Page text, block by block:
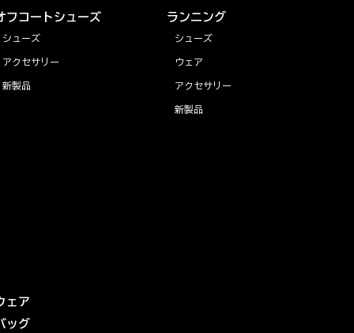
フコートシューズ
シューズ
アクセサリー
新製品
ランニング
シューズ
ウェア
アクセサリー
新製品
ェア
ッグ